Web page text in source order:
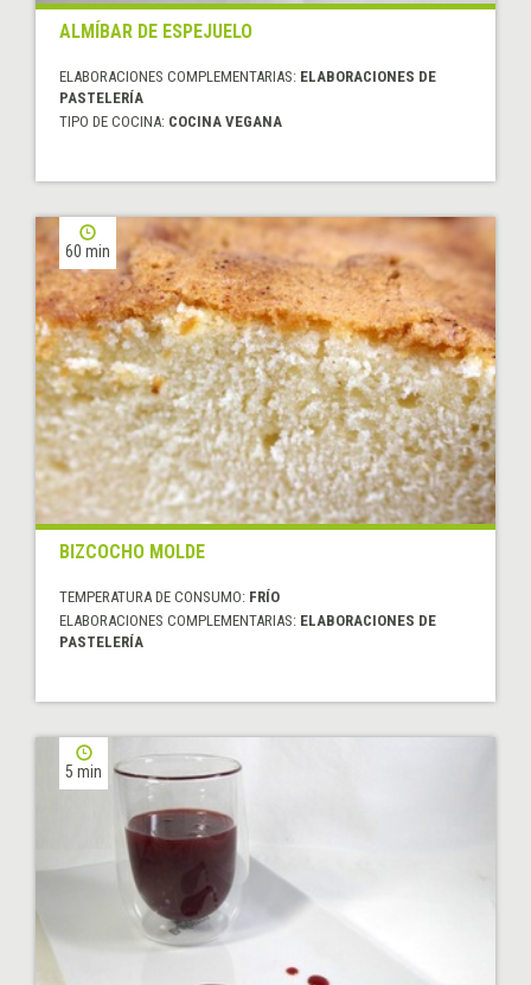
ALMÍBAR DE ESPEJUELO
ELABORACIONES COMPLEMENTARIAS: ELABORACIONES DE
PASTELERÍA
TIPO DE COCINA: COCINA VEGANA
60 min
BIZCOCHO MOLDE
TEMPERATURA DE CONSUMO: FRÍO
ELABORACIONES COMPLEMENTARIAS: ELABORACIONES DE
PASTELERÍA
5 min